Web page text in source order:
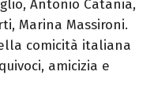
Antonio Catania,
Marina Massironi.
comicità italiana
amicizia e